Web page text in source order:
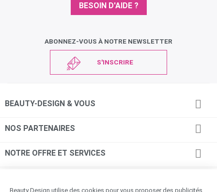
BESOIN D'AIDE ?
ABONNEZ-VOUS À NOTRE NEWSLETTER
S'INSCRIRE
BEAUTY-DESIGN & VOUS 
NOS PARTENAIRES 
NOTRE OFFRE ET SERVICES 